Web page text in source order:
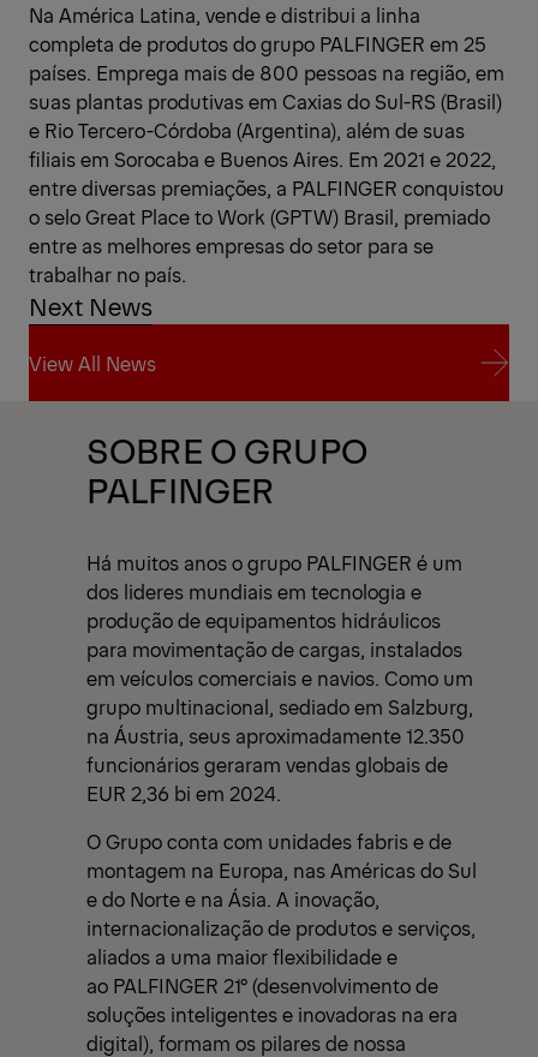
Na América Latina, vende e distribui a linha
completa de produtos do grupo PALFINGER em 25
países. Emprega mais de 800 pessoas na região, em
suas plantas produtivas em Caxias do Sul-RS (Brasil)
e Rio Tercero-Córdoba (Argentina), além de suas
filiais em Sorocaba e Buenos Aires. Em 2021 e 2022,
entre diversas premiações, a PALFINGER conquistou
o selo Great Place to Work (GPTW) Brasil, premiado
entre as melhores empresas do setor para se
trabalhar no país.
Next News
View All News
View All News
SOBRE O GRUPO
PALFINGER
Há muitos anos o grupo PALFINGER é um
dos lideres mundiais em tecnologia e
produção de equipamentos hidráulicos
para movimentação de cargas, instalados
em veículos comerciais e navios. Como um
grupo multinacional, sediado em Salzburg,
na Áustria, seus aproximadamente 12.350
funcionários geraram vendas globais de
EUR 2,36 bi em 2024.
O Grupo conta com unidades fabris e de
montagem na Europa, nas Américas do Sul
e do Norte e na Ásia. A inovação,
internacionalização de produtos e serviços,
aliados a uma maior flexibilidade e
ao PALFINGER 21° (desenvolvimento de
soluções inteligentes e inovadoras na era
digital), formam os pilares de nossa